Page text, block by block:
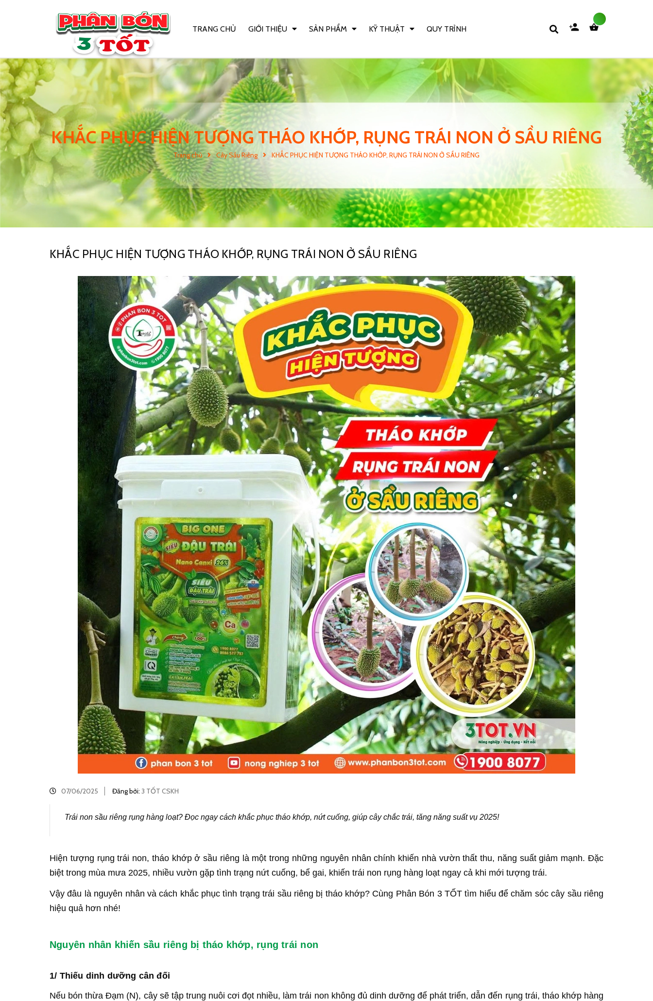
TRANG CHỦ GIỚI THIỆU SẢN PHẨM KỸ THUẬT QUY TRÌNH
KHẮC PHỤC HIỆN TƯỢNG THÁO KHỚP, RỤNG TRÁI NON Ở SẦU RIÊNG
Trang chủ Cây Sầu Riêng KHẮC PHỤC HIỆN TƯỢNG THÁO KHỚP, RỤNG TRÁI NON Ở SẦU RIÊNG
KHẮC PHỤC HIỆN TƯỢNG THÁO KHỚP, RỤNG TRÁI NON Ở SẦU RIÊNG
07/06/2025 Đăng bởi: 3 TỐT CSKH
Trái non sầu riêng rụng hàng loạt? Đọc ngay cách khắc phục tháo khớp, nứt cuống, giúp cây chắc trái, tăng năng suất vụ 2025!
Hiện tượng rụng trái non, tháo khớp ở sầu riêng là một trong những nguyên nhân chính khiến nhà vườn thất thu, năng suất giảm mạnh. Đặc
biệt trong mùa mưa 2025, nhiều vườn gặp tình trạng nứt cuống, bể gai, khiến trái non rụng hàng loạt ngay cả khi mới tượng trái.
Vậy đâu là nguyên nhân và cách khắc phục tình trạng trái sầu riêng bị tháo khớp? Cùng Phân Bón 3 TỐT tìm hiểu để chăm sóc cây sầu riêng
hiệu quả hơn nhé!
Nguyên nhân khiến sầu riêng bị tháo khớp, rụng trái non
1/ Thiếu dinh dưỡng cân đối
Nếu bón thừa Đạm (N), cây sẽ tập trung nuôi cơi đọt nhiều, làm trái non không đủ dinh dưỡng để phát triển, dẫn đến rụng trái, tháo khớp hàng